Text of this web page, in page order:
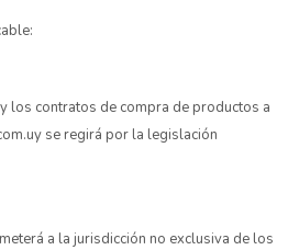
los contratos de compra de productos a
se regirá por la legislación
a la jurisdicción no exclusiva de los